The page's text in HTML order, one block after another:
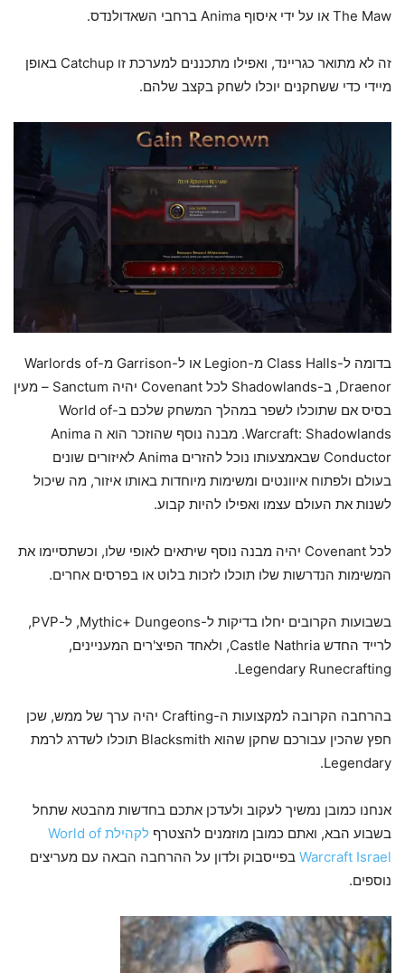
The Maw או על ידי איסוף Anima ברחבי השאדולנדס.
זה לא מתואר כגריינד, ואפילו מתכננים למערכת זו Catchup באופן
מיידי כדי ששחקנים יוכלו לשחק בקצב שלהם.
בדומה ל-Class Halls מ-Legion או ל-Garrison מ-Warlords of
Draenor, ב-Shadowlands לכל Covenant יהיה Sanctum – מעין
בסיס אם שתוכלו לשפר במהלך המשחק שלכם ב-World of
Warcraft: Shadowlands. מבנה נוסף שהוזכר הוא ה Anima
Conductor שבאמצעותו נוכל להזרים Anima לאיזורים שונים
בעולם ולפתוח איוונטים ומשימות מיוחדות באותו איזור, מה שיכול
לשנות את העולם עצמו ואפילו להיות קבוע.
לכל Covenant יהיה מבנה נוסף שיתאים לאופי שלו, וכשתסיימו את
המשימות הנדרשות שלו תוכלו לזכות בלוט או בפרסים אחרים.
בשבועות הקרובים יחלו בדיקות ל-Mythic+ Dungeons, ל-PVP,
לרייד החדש Castle Nathria, ולאחד הפיצ'רים המעניינים,
Legendary Runecrafting.
בהרחבה הקרובה למקצועות ה-Crafting יהיה ערך של ממש, שכן
חפץ שהכין עבורכם שחקן שהוא Blacksmith תוכלו לשדרג לרמת
Legendary.
אנחנו כמובן נמשיך לעקוב ולעדכן אתכם בחדשות מהבטא שתחל
בשבוע הבא, ואתם כמובן מוזמנים להצטרף
לקהילת World of
Warcraft Israel בפייסבוק ולדון על ההרחבה הבאה עם מעריצים
נוספים.